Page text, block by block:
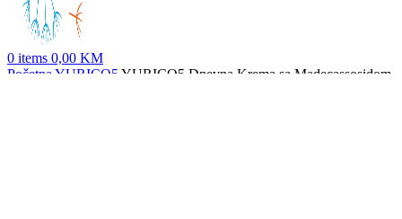
0 items 0,00 KM
Početna YURICO5 YURICO5 Dnevna Krema sa Madecassosidom